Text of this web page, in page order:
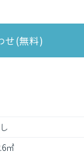
せ(無料)
㎡